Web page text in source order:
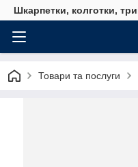
Шкарпетки, колготки,
Товари та послуги